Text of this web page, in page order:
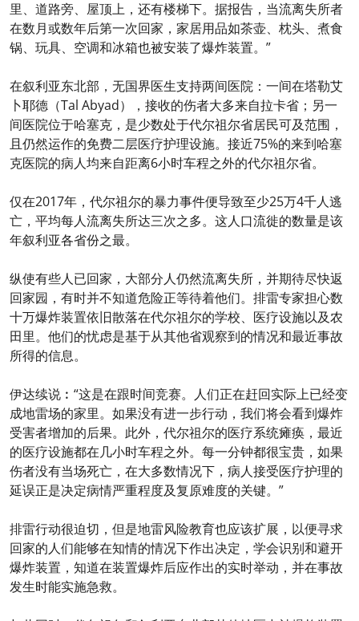
里、道路旁、屋顶上，还有楼梯下。据报告，当流离失所者
在数月或数年后第一次回家，家居用品如茶壶、枕头、煮食
锅、玩具、空调和冰箱也被安装了爆炸装置。”
在叙利亚东北部，无国界医生支持两间医院：一间在塔勒艾
卜耶德（Tal Abyad），接收的伤者大多来自拉卡省；另一
间医院位于哈塞克，是少数处于代尔祖尔省居民可及范围，
且仍然运作的免费二层医疗护理设施。接近75%的来到哈塞
克医院的病人均来自距离6小时车程之外的代尔祖尔省。
仅在2017年，代尔祖尔的暴力事件便导致至少25万4千人逃
亡，平均每人流离失所达三次之多。这人口流徙的数量是该
年叙利亚各省份之最。
纵使有些人已回家，大部分人仍然流离失所，并期待尽快返
回家园，有时并不知道危险正等待着他们。排雷专家担心数
十万爆炸装置依旧散落在代尔祖尔的学校、医疗设施以及农
田里。他们的忧虑是基于从其他省观察到的情况和最近事故
所得的信息。
伊达续说︰“这是在跟时间竞赛。人们正在赶回实际上已经变
成地雷场的家里。如果没有进一步行动，我们将会看到爆炸
受害者增加的后果。此外，代尔祖尔的医疗系统瘫痪，最近
的医疗设施都在几小时车程之外。每一分钟都很宝贵，如果
伤者没有当场死亡，在大多数情况下，病人接受医疗护理的
延误正是决定病情严重程度及复原难度的关键。”
排雷行动很迫切，但是地雷风险教育也应该扩展，以便寻求
回家的人们能够在知情的情况下作出决定，学会识别和避开
爆炸装置，知道在装置爆炸后应作出的实时举动，并在事故
发生时能实施急救。